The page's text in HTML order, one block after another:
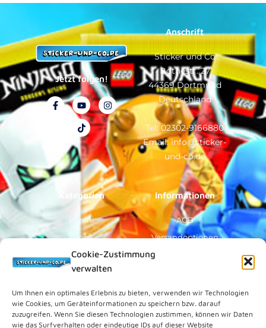
Cookie-Zustimmung
verwalten
Um Ihnen ein optimales Erlebnis zu bieten, verwenden wir Technologien
wie Cookies, um Geräteinformationen zu speichern bzw. darauf
zuzugreifen. Wenn Sie diesen Technologien zustimmen, können wir Daten
wie das Surfverhalten oder eindeutige IDs auf dieser Website
Jetzt folgen!
F
a
k
-
f
Y
o
u
t
u
b
e
I
n
s
t
a
g
r
a
m
T
i
k
t
o
k
Anschrift
Sticker und Co
Bothestr. 27
44369 Dortmund
Deutschland
Tel: 02302-9166880
Email: info@sticker-
und-co.de
Kategorien
Panini
Topps
Blue Ocean
Sammelfiguren
Vorverkauf
Informationen
AGB
Versandoptionen
Zahlungsoptionen
Über Uns
Rechtliches